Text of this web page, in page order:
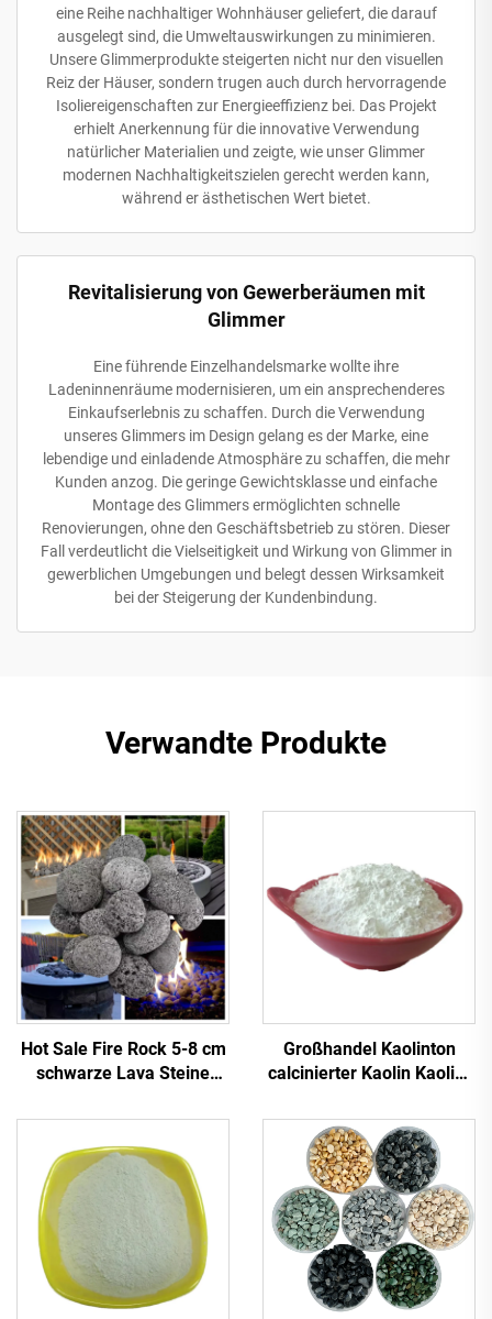
eine Reihe nachhaltiger Wohnhäuser geliefert, die darauf
ausgelegt sind, die Umweltauswirkungen zu minimieren.
Unsere Glimmerprodukte steigerten nicht nur den visuellen
Reiz der Häuser, sondern trugen auch durch hervorragende
Isoliereigenschaften zur Energieeffizienz bei. Das Projekt
erhielt Anerkennung für die innovative Verwendung
natürlicher Materialien und zeigte, wie unser Glimmer
modernen Nachhaltigkeitszielen gerecht werden kann,
während er ästhetischen Wert bietet.
Revitalisierung von Gewerberäumen mit
Glimmer
Eine führende Einzelhandelsmarke wollte ihre
Ladeninnenräume modernisieren, um ein ansprechenderes
Einkaufserlebnis zu schaffen. Durch die Verwendung
unseres Glimmers im Design gelang es der Marke, eine
lebendige und einladende Atmosphäre zu schaffen, die mehr
Kunden anzog. Die geringe Gewichtsklasse und einfache
Montage des Glimmers ermöglichten schnelle
Renovierungen, ohne den Geschäftsbetrieb zu stören. Dieser
Fall verdeutlicht die Vielseitigkeit und Wirkung von Glimmer in
gewerblichen Umgebungen und belegt dessen Wirksamkeit
bei der Steigerung der Kundenbindung.
Verwandte Produkte
Hot Sale Fire Rock 5-8 cm
schwarze Lava Steine
Stein Feuer Glas
Außenfeuerstelle
Gartengestaltung Steine
Großhandel Kaolinton
calcinierter Kaolin Kaolin-
Keramikglasuren 93 %
Weißgrad Mesh calciniert
für Papierbeschichtungen